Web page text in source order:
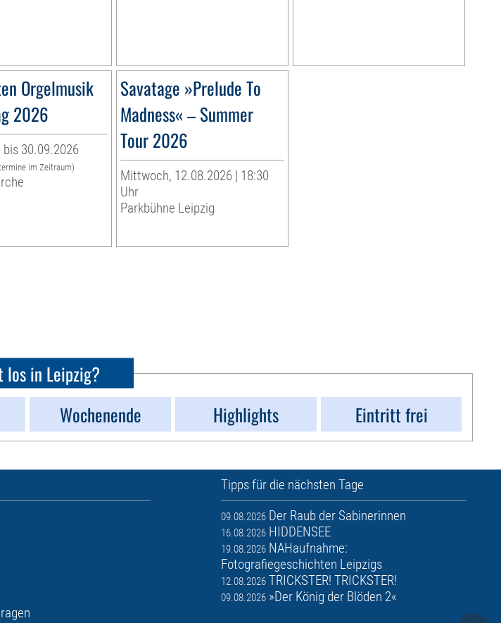
Orgelmusik
2026
30.09.2026
im Zeitraum)
Savatage »Prelude To
Madness« – Summer
Tour 2026
Mittwoch, 12.08.2026 | 18:30
Uhr
Parkbühne Leipzig
los in Leipzig?
Wochenende Highlights Eintritt frei
Tipps für die nächsten Tage
09.08.2026 Der Raub der Sabinerinnen
16.08.2026 HIDDENSEE
19.08.2026 NAHaufnahme:
Fotografiegeschichten Leipzigs
12.08.2026 TRICKSTER! TRICKSTER!
09.08.2026 »Der König der Blöden 2«